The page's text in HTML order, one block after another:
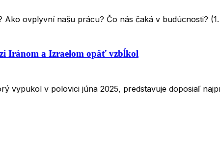
ovplyvní našu prácu? Čo nás čaká v budúcnosti?
Iránom a Izraelom opäť vzbĺkol
vypukol v polovici júna 2025, predstavuje doposiaľ